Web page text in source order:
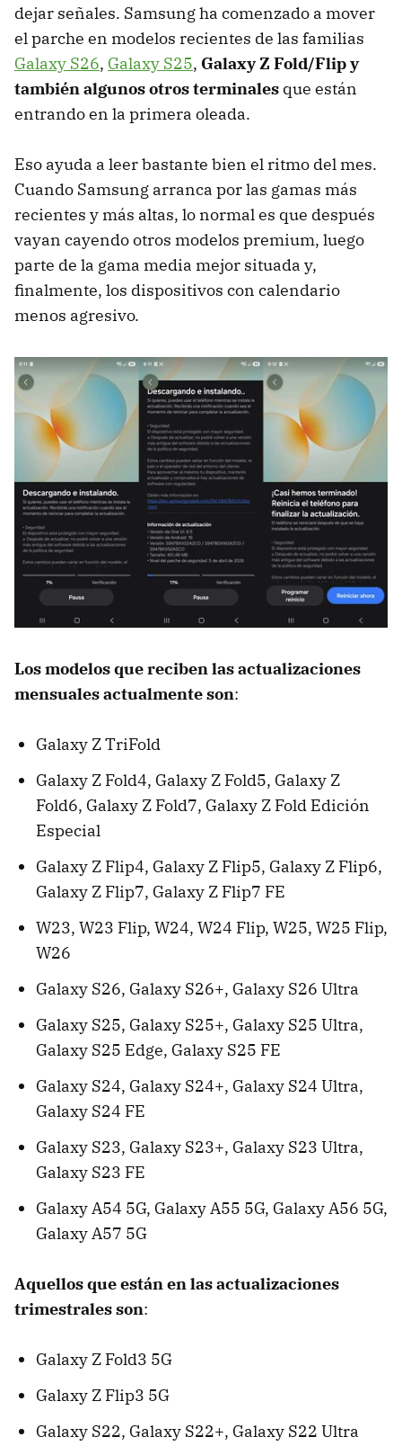
dejar señales. Samsung ha comenzado a mover
el parche en modelos recientes de las familias
Galaxy S26, Galaxy S25, Galaxy Z Fold/Flip y
también algunos otros terminales que están
entrando en la primera oleada.
Eso ayuda a leer bastante bien el ritmo del mes.
Cuando Samsung arranca por las gamas más
recientes y más altas, lo normal es que después
vayan cayendo otros modelos premium, luego
parte de la gama media mejor situada y,
finalmente, los dispositivos con calendario
menos agresivo.
Los modelos que reciben las actualizaciones
mensuales actualmente son:
Galaxy Z TriFold
Galaxy Z Fold4, Galaxy Z Fold5, Galaxy Z
Fold6, Galaxy Z Fold7, Galaxy Z Fold Edición
Especial
Galaxy Z Flip4, Galaxy Z Flip5, Galaxy Z Flip6,
Galaxy Z Flip7, Galaxy Z Flip7 FE
W23, W23 Flip, W24, W24 Flip, W25, W25 Flip,
W26
Galaxy S26, Galaxy S26+, Galaxy S26 Ultra
Galaxy S25, Galaxy S25+, Galaxy S25 Ultra,
Galaxy S25 Edge, Galaxy S25 FE
Galaxy S24, Galaxy S24+, Galaxy S24 Ultra,
Galaxy S24 FE
Galaxy S23, Galaxy S23+, Galaxy S23 Ultra,
Galaxy S23 FE
Galaxy A54 5G, Galaxy A55 5G, Galaxy A56 5G,
Galaxy A57 5G
Aquellos que están en las actualizaciones
trimestrales son:
Galaxy Z Fold3 5G
Galaxy Z Flip3 5G
Galaxy S22, Galaxy S22+, Galaxy S22 Ultra